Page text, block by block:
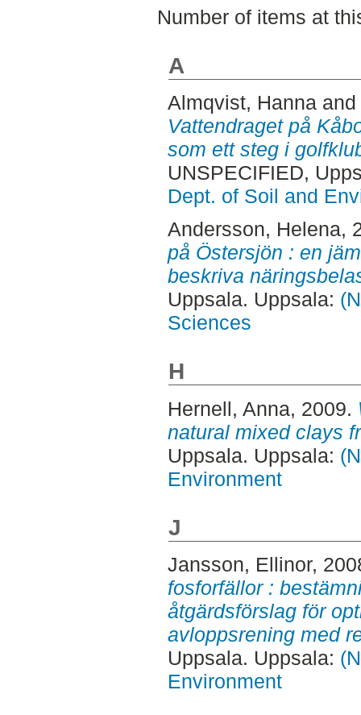
Number of items at
A
Almqvist, Hannaand
Vattendraget på
som ett steg i
UNSPECIFIED,
Dept. of Soil and
Andersson, Helena,
på Östersjön : en
beskriva
Uppsala. Uppsala:
Sciences
H
Hernell, Anna, 2009.
natural mixed clays
Uppsala. Uppsala:
Environment
J
Jansson, Ellinor,
fosforfällor :
åtgärdsförslag för
avloppsrening med
Uppsala. Uppsala:
Environment